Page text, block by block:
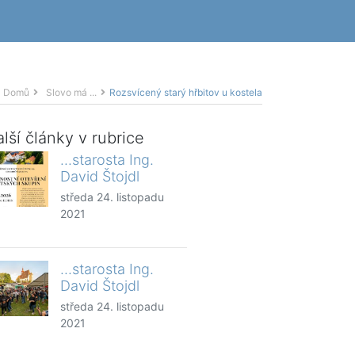
Domů Slovo má ... Rozsvícený starý hřbitov u kostela
články v rubrice
...starosta Ing.
David Štojdl
středa 24. listopadu
2021
...starosta Ing.
David Štojdl
středa 24. listopadu
2021